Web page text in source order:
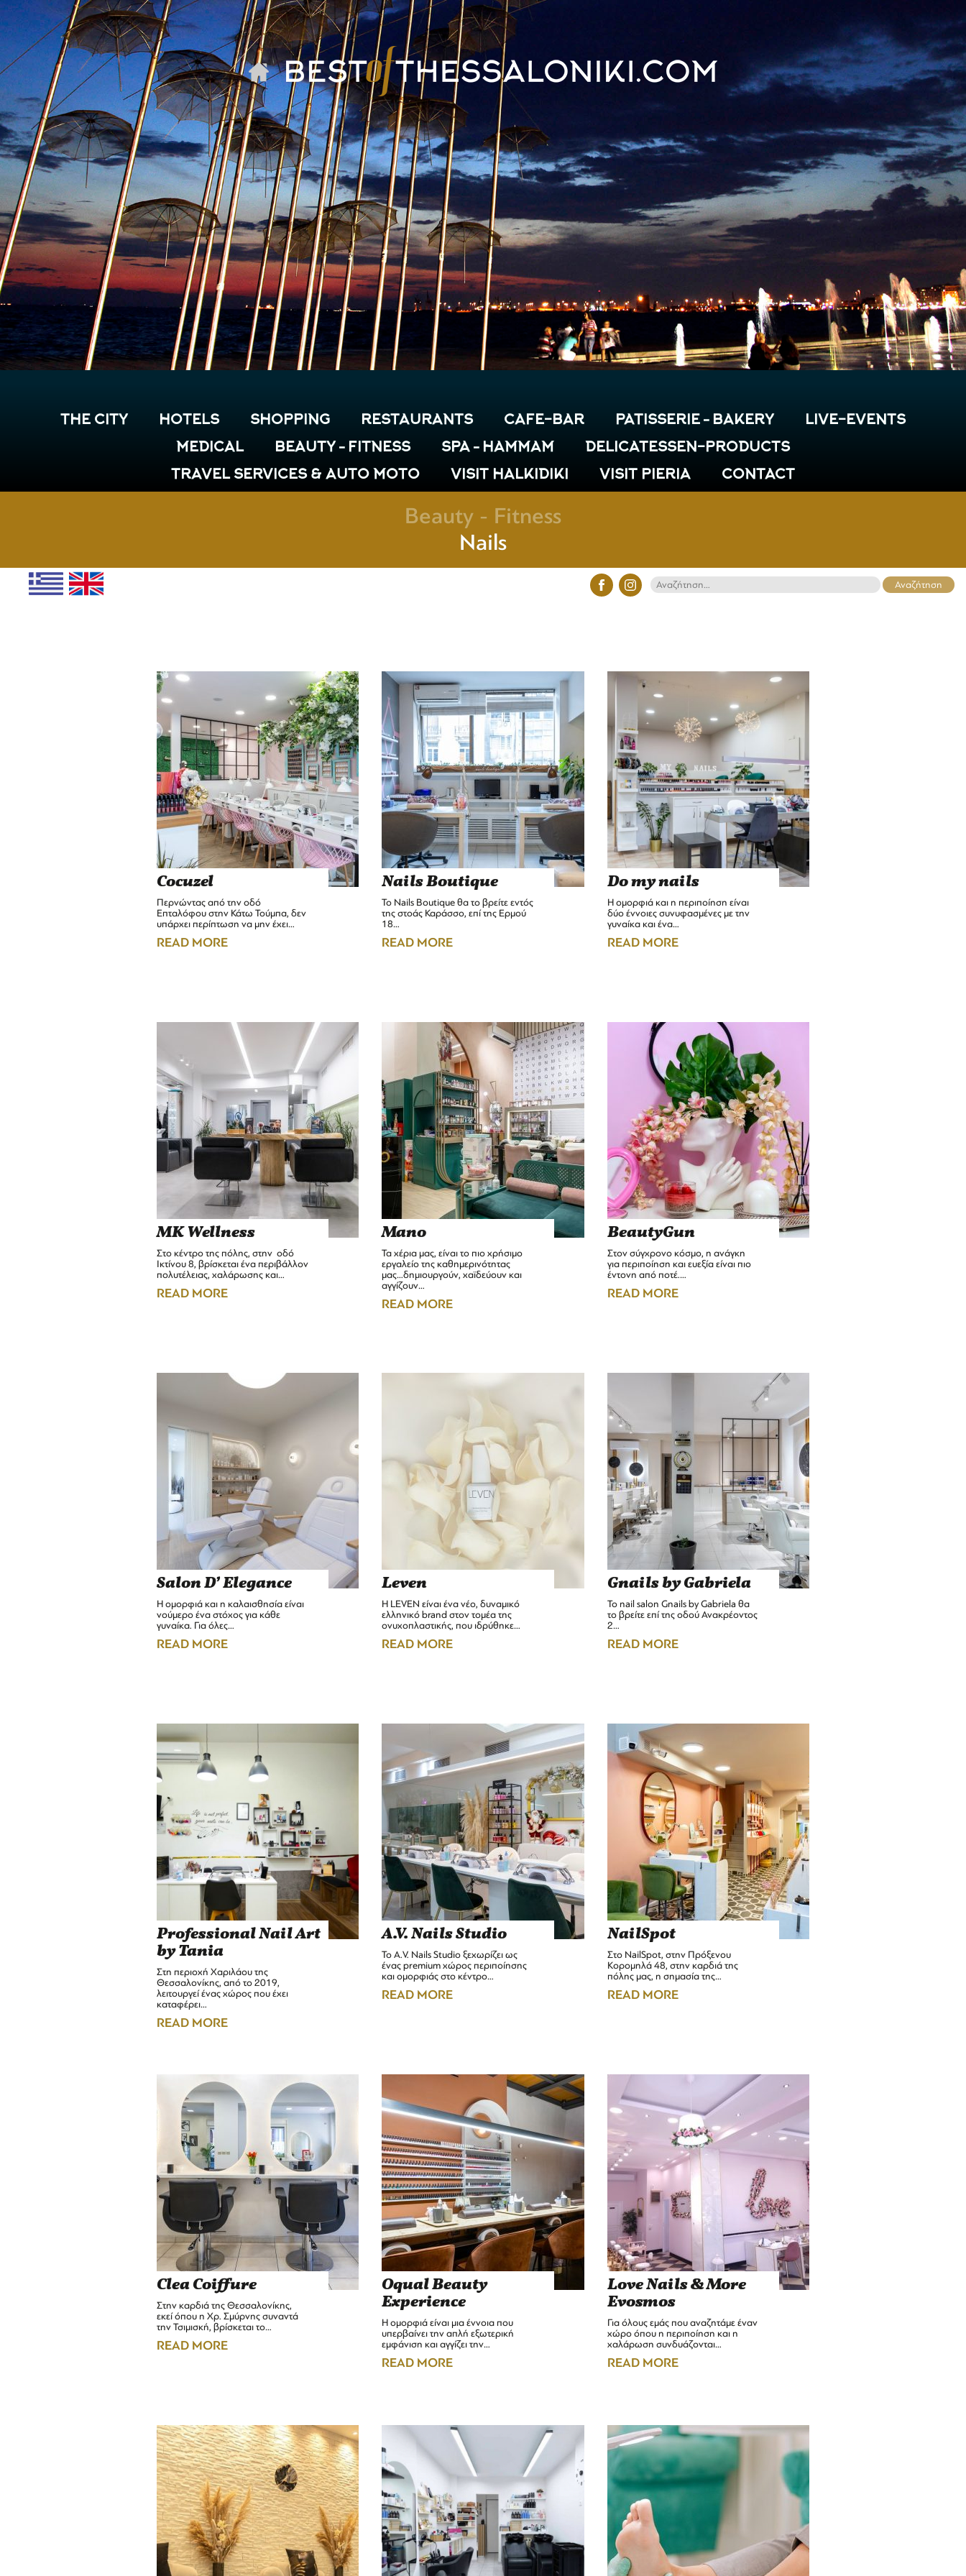
THE CITY HOTELS SHOPPING RESTAURANTS CAFE-BAR PATISSERIE – BAKERY
LIVE-EVENTS
MEDICAL
BEAUTY – FITNESS SPA – HAMMAM
DELICATESSEN-PRODUCTS
TRAVEL SERVICES & AUTO MOTO
VISIT HALKIDIKI VISIT PIERIA CONTACT
Beauty - Fitness
Nails
Cocuzel
Περνώντας από την οδό
Επταλόφου στην Κάτω Τούμπα, δεν
υπάρχει περίπτωση να μην έχει…
READ MORE
Nails Boutique
Το Nails Boutique θα το βρείτε εντός
της στοάς Καράσσο, επί της Ερμού
18…
READ MORE
Do my nails
Η ομορφιά και η περιποίηση είναι
δύο έννοιες συνυφασμένες με την
γυναίκα και ένα…
READ MORE
MK Wellness
Στο κέντρο της πόλης, στην οδό
Ικτίνου 8, βρίσκεται ένα περιβάλλον
πολυτέλειας, χαλάρωσης και…
READ MORE
Mano
Τα χέρια μας, είναι το πιο χρήσιμο
εργαλείο της καθημερινότητας
μας…δημιουργούν, χαϊδεύουν και
αγγίζουν…
READ MORE
BeautyGun
Στον σύγχρονο κόσμο, η ανάγκη
για περιποίηση και ευεξία είναι πιο
έντονη από ποτέ.…
READ MORE
Salon D’ Elegance
Η ομορφιά και η καλαισθησία είναι
νούμερο ένα στόχος για κάθε
γυναίκα. Για όλες…
READ MORE
Leven
Η LEVEN είναι ένα νέο, δυναμικό
ελληνικό brand στον τομέα της
ονυχοπλαστικής, που ιδρύθηκε…
READ MORE
Gnails by Gabriela
Το nail salon Gnails by Gabriela θα
το βρείτε επί της οδού Ανακρέοντος
2…
READ MORE
Professional Nail Art
by Tania
Στη περιοχή Χαριλάου της
Θεσσαλονίκης, από το 2019,
λειτουργεί ένας χώρος που έχει
καταφέρει…
READ MORE
A.V. Nails Studio
Το A.V. Nails Studio ξεχωρίζει ως
ένας premium χώρος περιποίησης
και ομορφιάς στο κέντρο…
READ MORE
NailSpot
Στο NailSpot, στην Πρόξενου
Κορομηλά 48, στην καρδιά της
πόλης μας, η σημασία της…
READ MORE
Clea Coiffure
Στην καρδιά της Θεσσαλονίκης,
εκεί όπου η Χρ. Σμύρνης συναντά
την Τσιμισκή, βρίσκεται το…
READ MORE
Oqual Beauty
Experience
Η ομορφιά είναι μια έννοια που
υπερβαίνει την απλή εξωτερική
εμφάνιση και αγγίζει την…
READ MORE
Love Nails & More
Evosmos
Για όλους εμάς που αναζητάμε έναν
χώρο όπου η περιποίηση και η
χαλάρωση συνδυάζονται…
READ MORE